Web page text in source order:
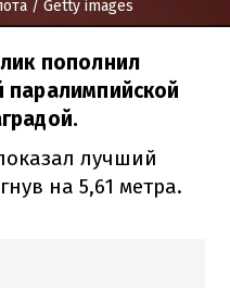
/ Getty images
пополнил
паралимпийской
лучший
на 5,61 метра.